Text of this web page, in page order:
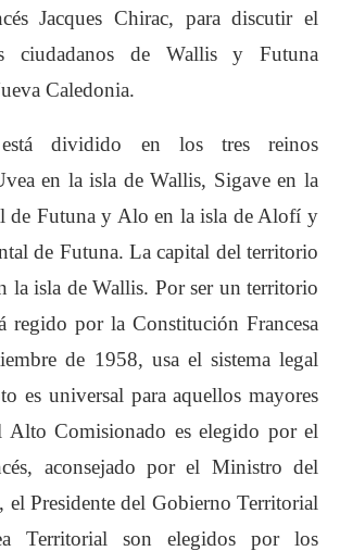
Jacques Chirac, para discutir el
ciudadanos de Wallis y Futuna
Caledonia.
dividido en los tres reinos
en la isla de Wallis, Sigave en la
de Futuna y Alo en la isla de Alofí y
de Futuna. La capital del territorio
la isla de Wallis. Por ser un territorio
regido por la Constitución Francesa
de 1958, usa el sistema legal
es universal para aquellos mayores
Alto Comisionado es elegido por el
aconsejado por el Ministro del
el Presidente del Gobierno Territorial
Territorial son elegidos por los